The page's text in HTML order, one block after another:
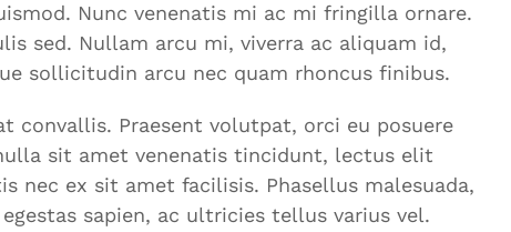
Nunc venenatis mi ac mi fringilla ornare.
sed. Nullam arcu mi, viverra ac aliquam id,
sollicitudin arcu nec quam rhoncus finibus.
convallis. Praesent volutpat, orci eu posuere
sit amet venenatis tincidunt, lectus elit
nec ex sit amet facilisis. Phasellus malesuada,
sapien, ac ultricies tellus varius vel.